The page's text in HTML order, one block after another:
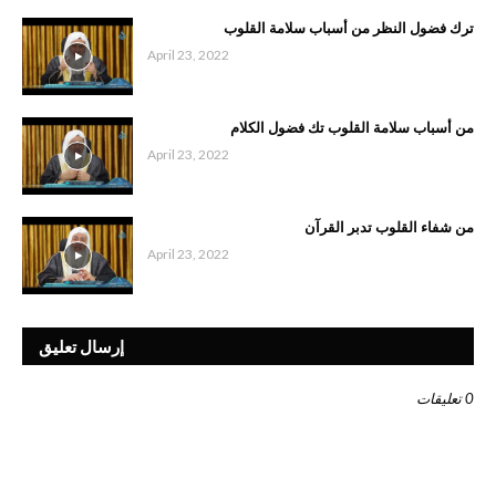
ترك فضول النظر من أسباب سلامة القلوب
April 23, 2022
من أسباب سلامة القلوب تك فضول الكلام
April 23, 2022
من شفاء القلوب تدبر القرآن
April 23, 2022
إرسال تعليق
0 تعليقات